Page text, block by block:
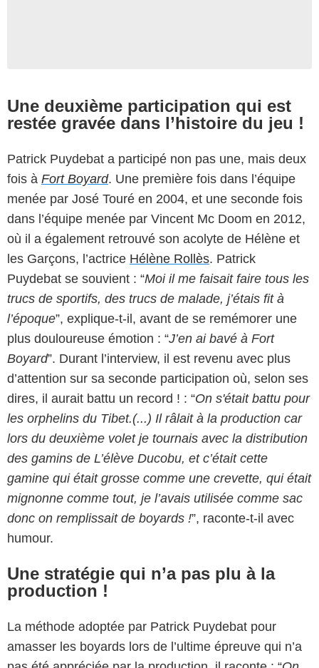
Une deuxième participation qui est
restée gravée dans l’histoire du jeu !
Patrick Puydebat a participé non pas une, mais deux
fois à Fort Boyard. Une première fois dans l’équipe
menée par José Touré en 2004, et une seconde fois
dans l’équipe menée par Vincent Mc Doom en 2012,
où il a également retrouvé son acolyte de Hélène et
les Garçons, l’actrice Hélène Rollès. Patrick
Puydebat se souvient : “Moi il me faisait faire tous les
trucs de sportifs, des trucs de malade, j’étais fit à
l’époque”, explique-t-il, avant de se remémorer une
plus douloureuse émotion : “J’en ai bavé à Fort
Boyard”. Durant l’interview, il est revenu avec plus
d’attention sur sa seconde participation où, selon ses
dires, il aurait battu un record ! : “On s'était battu pour
les orphelins du Tibet.(...) Il râlait à la production car
lors du deuxième volet je tournais avec la distribution
des gamins de L’élève Ducobu, et c’était cette
gamine qui était grosse comme une crevette, qui était
mignonne comme tout, je l’avais utilisée comme sac
donc on remplissait de boyards !”, raconte-t-il avec
humour.
Une stratégie qui n’a pas plu à la
production !
La méthode adoptée par Patrick Puydebat pour
amasser les boyards lors de l’ultime épreuve qui n’a